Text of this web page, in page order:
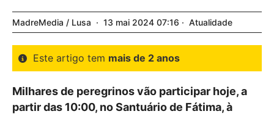
MadreMedia / Lusa 13 mai 2024 07:16 Atualidade
Este artigo tem mais de 2 anos
Milhares de peregrinos vão participar hoje, a
partir das 10:00, no Santuário de Fátima, à